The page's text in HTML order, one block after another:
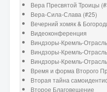
Вера Пресвятой Троицы
Вера-Сила-Слава (#25)
Вечерний хомяк &
Видеоконференция
Виндзоры-Кремль-
Виндзоры-Кремль-
Виндзоры-Кремль-
Время и форма Второго
Вторая тайна
Второе Благовещение